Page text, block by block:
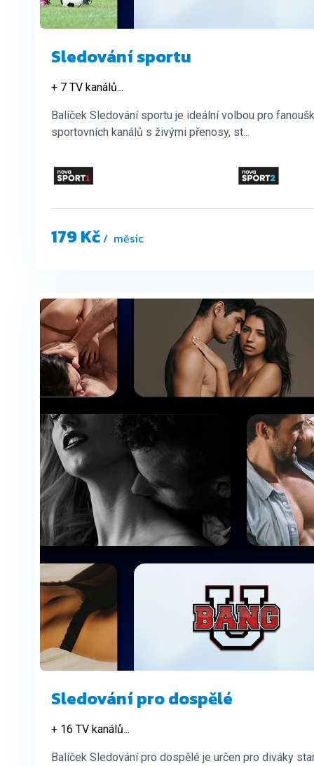
a další...
Sledování sportu
+ 7 TV kanálů...
Balíček Sledování sportu je ideální volbou pro
sportovních kanálů s živými přenosy, st...
179 Kč/ měsíc
Sledování pro dospělé
+ 16 TV kanálů...
Balíček Sledování pro dospělé je určen pro diváky